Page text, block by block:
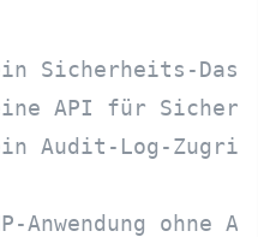
Sicherheits-
Keine API für
Audit-Log-Zugriff
Anwendung ohne